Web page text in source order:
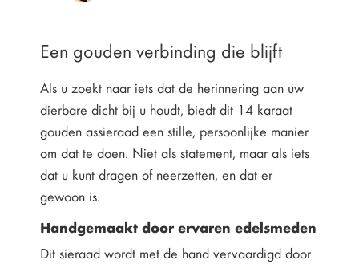
Een gouden verbinding die blijft
Als u zoekt naar iets dat de herinnering aan uw
dierbare dicht bij u houdt, biedt dit 14 karaat
gouden assieraad een stille, persoonlijke manier
om dat te doen. Niet als statement, maar als iets
dat u kunt dragen of neerzetten, en dat er
gewoon is.
Handgemaakt door ervaren edelsmeden
Dit sieraad wordt met de hand vervaardigd door